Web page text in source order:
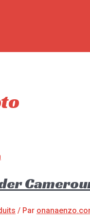
/ Par